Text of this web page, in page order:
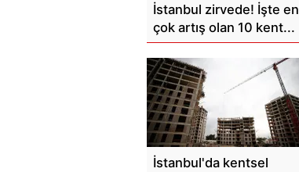
İstanbul zirvede! İşte en
çok artış olan 10 kent...
İstanbul'da kentsel